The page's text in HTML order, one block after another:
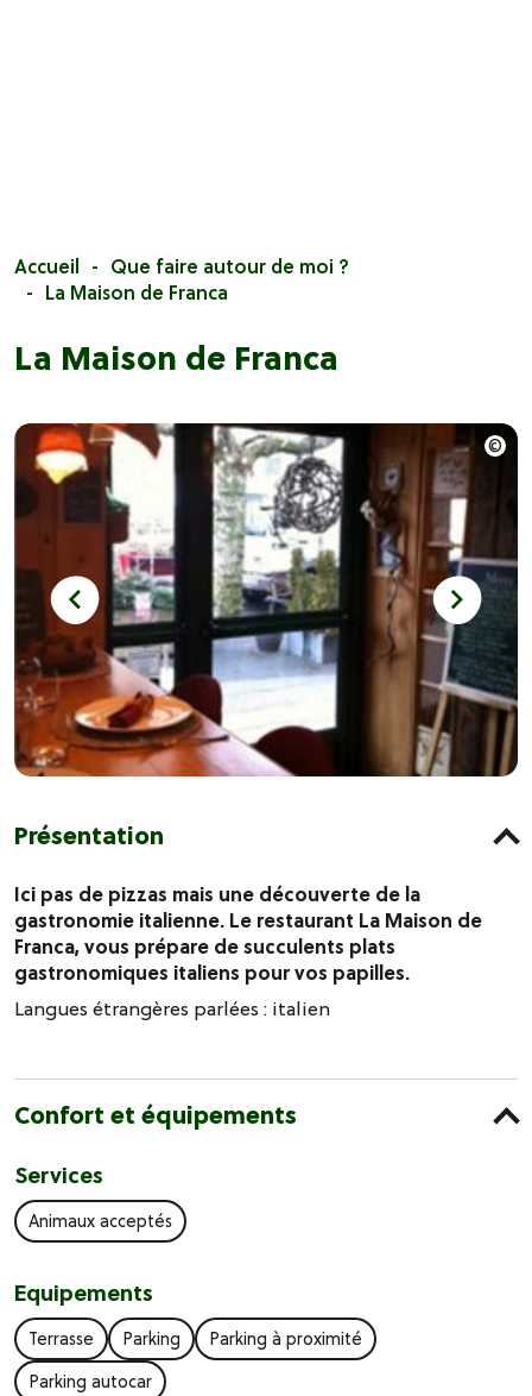
Accueil
Que faire autour de moi ?
La Maison de Franca
La Maison de Franca
Présentation
Ici pas de pizzas mais une découverte de la
gastronomie italienne. Le restaurant La Maison de
Franca, vous prépare de succulents plats
gastronomiques italiens pour vos papilles.
Langues étrangères parlées : italien
Confort et équipements
Services
Animaux acceptés
Equipements
Terrasse Parking
Parking à proximité
Parking autocar